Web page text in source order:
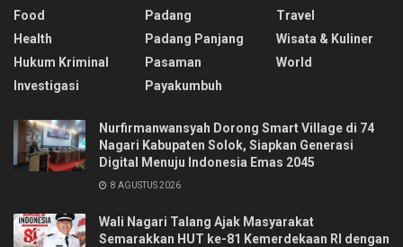
Food
Health
Hukum Kriminal
Investigasi
Padang
Padang Panjang
Pasaman
Payakumbuh
Travel
Wisata & Kuliner
World
Nurfirmanwansyah Dorong Smart Village di 74
Nagari Kabupaten Solok, Siapkan Generasi
Digital Menuju Indonesia Emas 2045
8 AGUSTUS 2026
Wali Nagari Talang Ajak Masyarakat
Semarakkan HUT ke-81 Kemerdekaan RI dengan